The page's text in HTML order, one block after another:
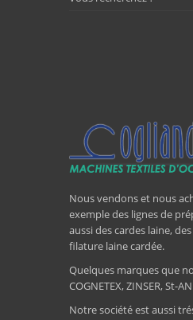
Nous vendons et nous
exemple des lignes de
aussi des cardes laine,
filature laine cardée.
Quelques marques que
COGNETEX, ZINSER, St-
Notre société est aussi